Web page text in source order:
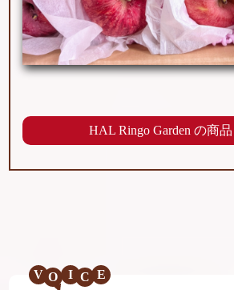
HAL Ringo Garden の商
V I E